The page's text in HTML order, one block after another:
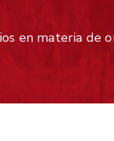
en materia